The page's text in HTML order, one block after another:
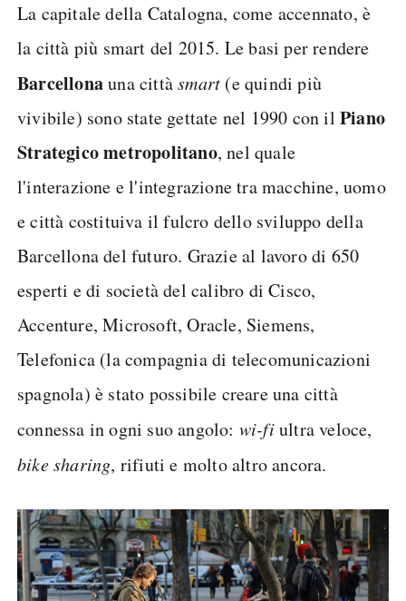
La capitale della Catalogna, come accennato, è
la città più smart del 2015. Le basi per rendere
Barcellonauna cittàsmart (e quindi più
vivibile) sono state gettate nel 1990 con ilPiano
Strategico metropolitano, nel quale
l'interazione e l'integrazione tra macchine, uomo
e città costituiva il fulcro dello sviluppo della
Barcellona del futuro. Grazie al lavoro di 650
esperti e di società del calibro di Cisco,
Accenture, Microsoft, Oracle, Siemens,
Telefonica (la compagnia di telecomunicazioni
spagnola) è stato possibile creare una città
connessa in ogni suo angolo: wi-fiultra veloce,
bike sharing, rifiuti e molto altro ancora.